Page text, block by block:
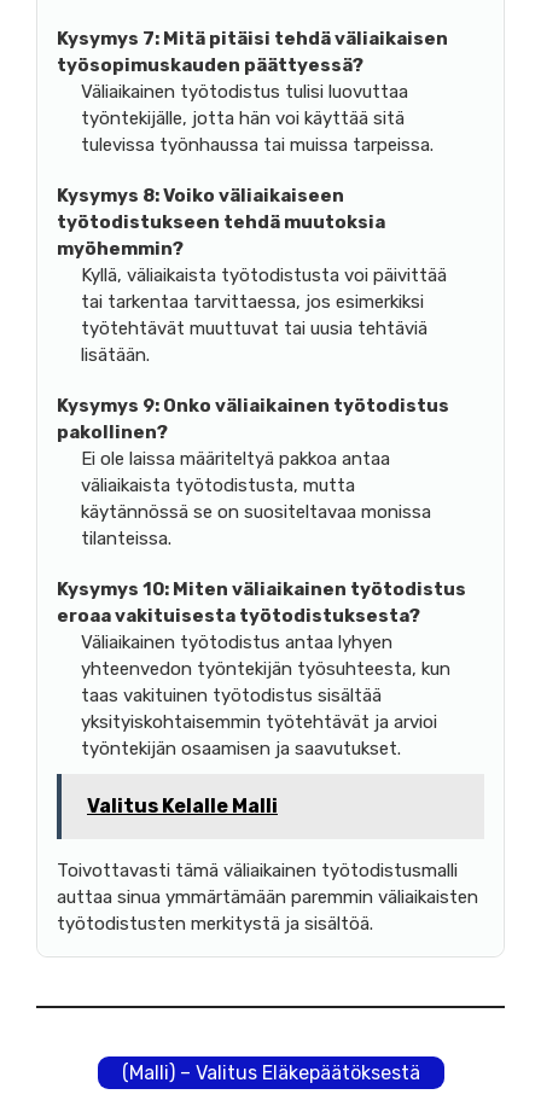
Kysymys 7: Mitä pitäisi tehdä väliaikaisen
työsopimuskauden päättyessä?
Väliaikainen työtodistus tulisi luovuttaa
työntekijälle, jotta hän voi käyttää sitä
tulevissa työnhaussa tai muissa tarpeissa.
Kysymys 8:Voiko väliaikaiseen
työtodistukseen tehdä muutoksia
myöhemmin?
Kyllä, väliaikaista työtodistusta voi päivittää
tai tarkentaa tarvittaessa, jos esimerkiksi
työtehtävät muuttuvat tai uusia tehtäviä
lisätään.
Kysymys 9: Onko väliaikainen työtodistus
pakollinen?
Ei ole laissa määriteltyä pakkoa antaa
väliaikaista työtodistusta, mutta
käytännössä se on suositeltavaa monissa
tilanteissa.
Kysymys 10: Miten väliaikainen työtodistus
eroaa vakituisesta työtodistuksesta?
Väliaikainen työtodistus antaa lyhyen
yhteenvedon työntekijän työsuhteesta, kun
taas vakituinen työtodistus sisältää
yksityiskohtaisemmin työtehtävät ja arvioi
työntekijän osaamisen ja saavutukset.
Valitus Kelalle Malli
Toivottavasti tämä väliaikainen työtodistusmalli
auttaa sinua ymmärtämään paremmin väliaikaisten
työtodistusten merkitystä ja sisältöä.
(Malli) – Valitus Eläkepäätöksestä